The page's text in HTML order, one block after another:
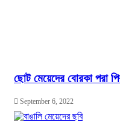
ছোট মেয়েদের বোরকা পরা
September 6, 2022